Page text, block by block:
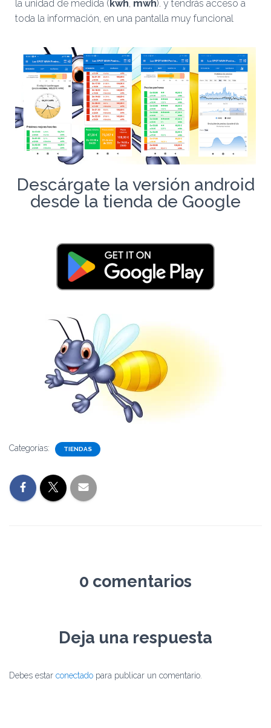
la unidad de medida (kwh, mwh). y tendrás acceso a
toda la información, en una pantalla muy funcional
Descárgate la versión android
desde la tienda de Google
Categorías: TIENDAS
0 comentarios
Deja una respuesta
Debes estar conectado para publicar un comentario.